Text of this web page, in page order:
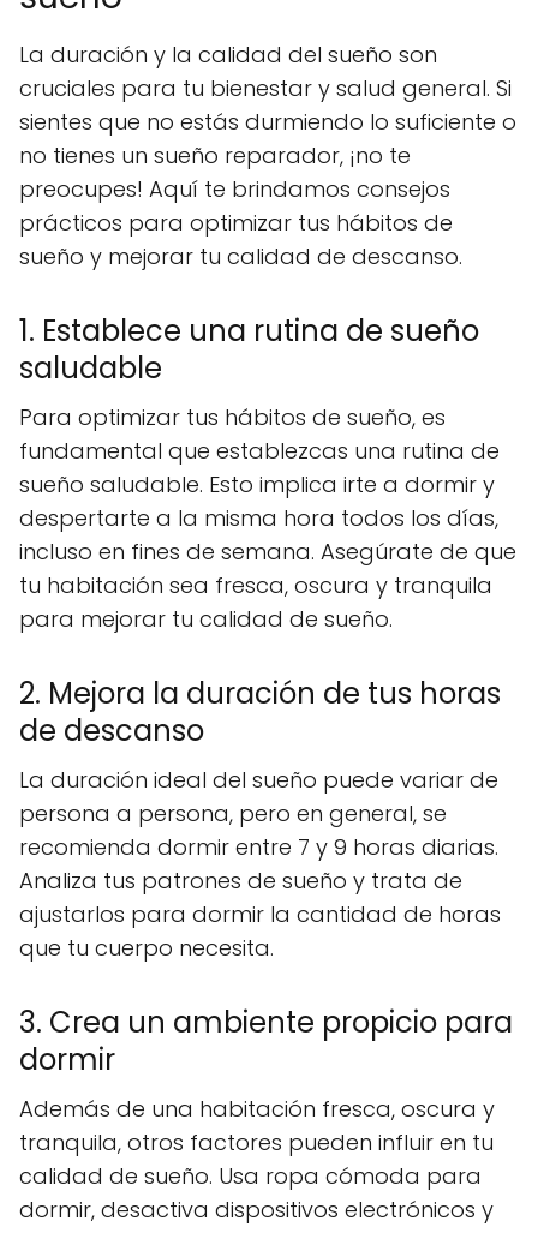
La duración y la calidad del sueño son
cruciales para tu bienestar y salud general. Si
sientes que no estás durmiendo lo suficiente o
no tienes un sueño reparador, ¡no te
preocupes! Aquí te brindamos consejos
prácticos para optimizar tus hábitos de
sueño y mejorar tu calidad de descanso.
1. Establece una rutina de sueño
saludable
Para optimizar tus hábitos de sueño, es
fundamental que establezcas una rutina de
sueño saludable. Esto implica irte a dormir y
despertarte a la misma hora todos los días,
incluso en fines de semana. Asegúrate de que
tu habitación sea fresca, oscura y tranquila
para mejorar tu calidad de sueño.
2. Mejora la duración de tus horas
de descanso
La duración ideal del sueño puede variar de
persona a persona, pero en general, se
recomienda dormir entre 7 y 9 horas diarias.
Analiza tus patrones de sueño y trata de
ajustarlos para dormir la cantidad de horas
que tu cuerpo necesita.
3. Crea un ambiente propicio para
dormir
Además de una habitación fresca, oscura y
tranquila, otros factores pueden influir en tu
calidad de sueño. Usa ropa cómoda para
dormir, desactiva dispositivos electrónicos y